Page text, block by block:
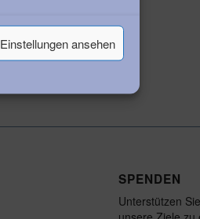
Einstellungen ansehen
SPENDEN
Unterstützen